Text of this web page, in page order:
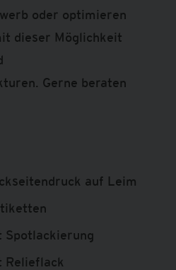
oder optimieren
dieser Möglichkeit
Gerne beraten
auf Leim
Relieflack